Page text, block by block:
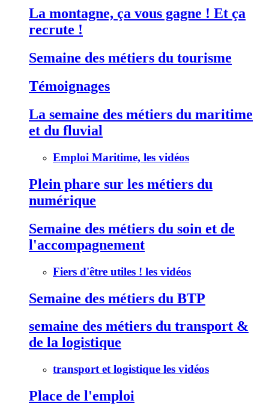
La montagne, ça vous gagne ! Et ça
recrute !
Semaine des métiers du tourisme
Témoignages
La semaine des métiers du maritime
et du fluvial
Emploi Maritime, les vidéos
Plein phare sur les métiers du
numérique
Semaine des métiers du soin et de
l'accompagnement
Fiers d'être utiles ! les vidéos
Semaine des métiers du BTP
semaine des métiers du transport &
de la logistique
transport et logistique les vidéos
Place de l'emploi